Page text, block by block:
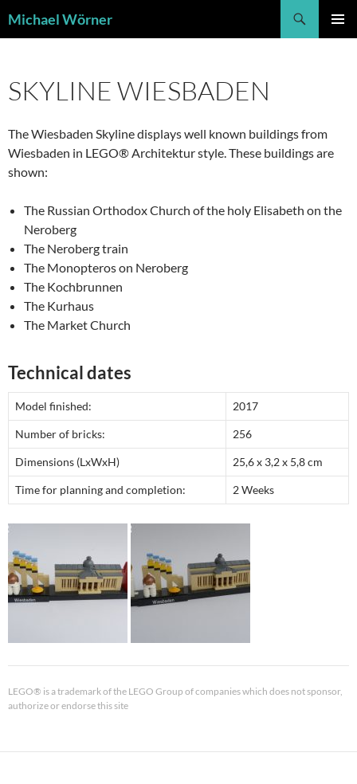
toMichael Wörner
SKYLINE WIESBADEN
The Wiesbaden Skyline displays well known buildings from
Wiesbaden in LEGO® Architektur style. These buildings are
shown:
The Russian Orthodox Church of the holy Elisabeth on the
Neroberg
The Neroberg train
The Monopteros on Neroberg
The Kochbrunnen
The Kurhaus
The Market Church
Technical dates
Model finished: 2017
Number of bricks: 256
Dimensions (LxWxH) 25,6 x 3,2 x 5,8 cm
Time for planning and completion: 2 Weeks
LEGO® is a trademark of the LEGO Group of companies which does not sponsor,
authorize or endorse this site